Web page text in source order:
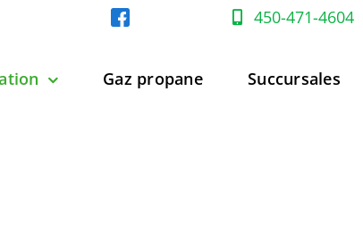
450-471-4604
Gaz propane Succursales